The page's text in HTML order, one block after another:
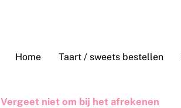
Home Taart / sweets bestellen
Vergeet niet om bij het afrekenen